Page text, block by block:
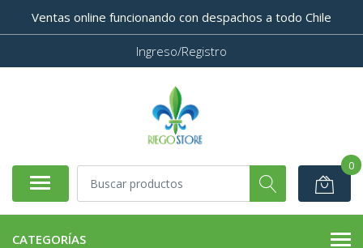
Ventas online funcionando con despachos a todo Chile
Ingreso/Registro
0
CATEGORÍAS